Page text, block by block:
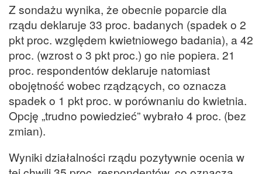
Z sondażu wynika, że obecnie poparcie dla
rządu deklaruje 33 proc. badanych (spadek o 2
pkt proc. względem kwietniowego badania), a 42
proc. (wzrost o 3 pkt proc.) go nie popiera. 21
proc. respondentów deklaruje natomiast
obojętność wobec rządzących, co oznacza
spadek o 1 pkt proc. w porównaniu do kwietnia.
Opcję „trudno powiedzieć” wybrało 4 proc. (bez
zmian).
Wyniki działalności rządu pozytywnie ocenia w